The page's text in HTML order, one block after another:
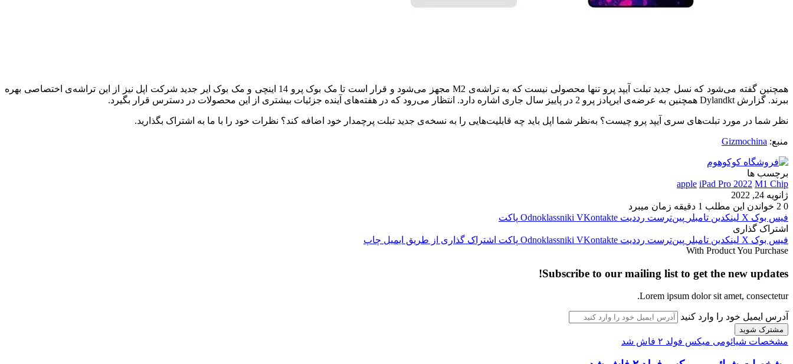
همچنین گفته می‌شود که نسل جدید تبلت آیپد پرو تنها محصولی نیست که به تراشه‌ی M2 مجهز می‌شود و قرار است تا مک بوک پرو 14 اینچی و مک بوک ایر جدید شرکت اپل نیز از این تراشه‌ی اختصاصی بهره
ببرند. گزارش Dylandkt همچنین به عرضه‌ی ایرپادز پرو 2 در پاییز سال جاری اشاره دارد. انتظار می‌رود که در هفته‌های آینده جزئیات بیشتری از این محصولات در دسترس قرار بگیرد.
نظر شما در مورد تبلت‌های سری آیپد پرو چیست؟ به‌نظر شما اپل باید چه قابلیت‌هایی را به نسخه‌ی جدید تبلت پرچمدار خود اضافه کند؟ نظرات خود را با ما به اشتراک بگذارید.
منبع: Gizmochina
برچسب ها
apple iPad Pro 2022 M1 Chip
ژانویه 24, 2022
0
خواندن این مطلب 1 دقیقه زمان میبرد
فیس بوک X لینکدین ‫تامبلر ‫پین‌ترست ‫رددیت ‫VKontakte
‫Odnoklassniki پاکت
اشتراک گذاری
فیس بوک X لینکدین ‫تامبلر ‫پین‌ترست ‫رددیت ‫VKontakte
‫Odnoklassniki پاکت اشتراک گذاری از طریق ایمیل چاپ
With Product You Purchase
Subscribe to our mailing list to get the new updates!
Lorem ipsum dolor sit amet, consectetur.
آدرس ایمیل خود را وارد کنید
مشخصات شیائومی میکس فولد ۲ فاش شد